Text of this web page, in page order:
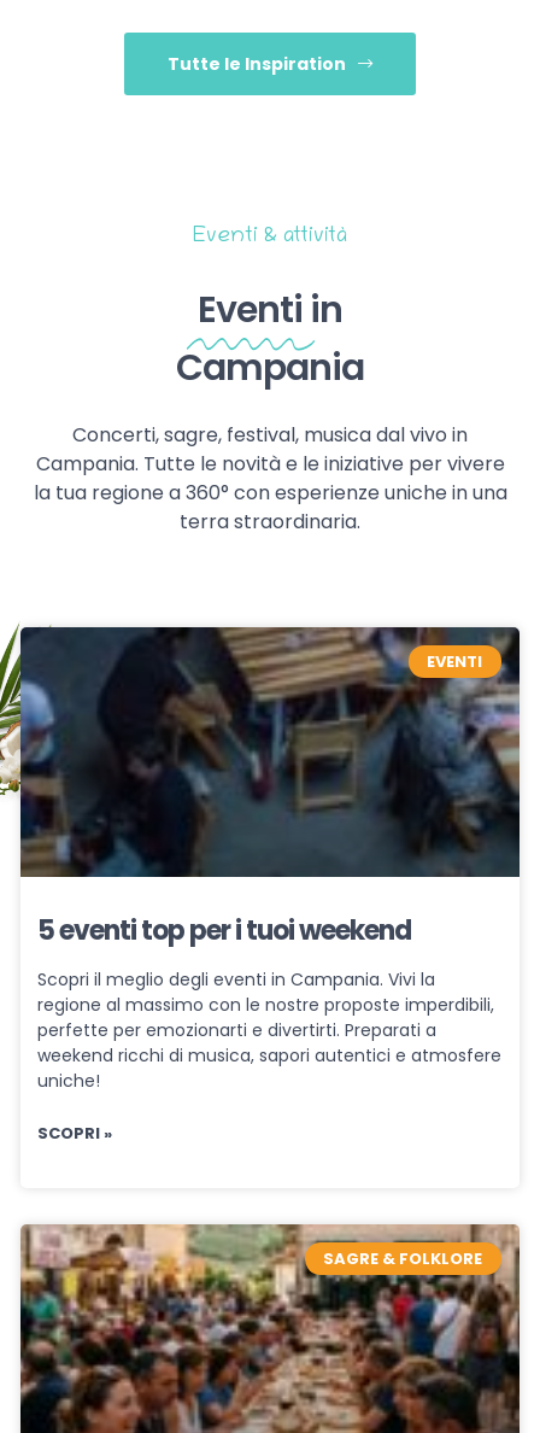
Tutte le Inspiration
Eventi & attività
Eventi in
Campania
Concerti, sagre, festival, musica dal vivo in
Campania. Tutte le novità e le iniziative per vivere
la tua regione a 360° con esperienze uniche in una
terra straordinaria.
EVENTI
5 eventi top per i tuoi weekend
Scopri il meglio degli eventi in Campania. Vivi la
regione al massimo con le nostre proposte imperdibili,
perfette per emozionarti e divertirti. Preparati a
weekend ricchi di musica, sapori autentici e atmosfere
uniche!
SCOPRI »
SAGRE & FOLKLORE